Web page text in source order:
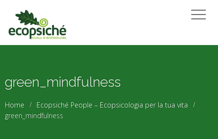
green_mindfulness
Home
Ecopsiché People – Ecopsicologia per la tua vita
green_mindfulness